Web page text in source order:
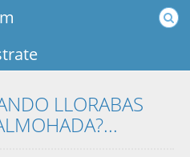
LLORABAS